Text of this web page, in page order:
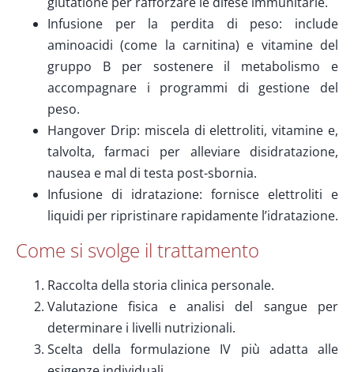
Infusione per la perdita di peso: include
aminoacidi (come la carnitina) e vitamine del
gruppo B per sostenere il metabolismo e
accompagnare i programmi di gestione del
peso.
Hangover Drip: miscela di elettroliti, vitamine e,
talvolta, farmaci per alleviare disidratazione,
nausea e mal di testa post-sbornia.
Infusione di idratazione: fornisce elettroliti e
liquidi per ripristinare rapidamente l’idratazione.
Come si svolge il trattamento
Raccolta della storia clinica personale.
Valutazione fisica e analisi del sangue per
determinare i livelli nutrizionali.
Scelta della formulazione IV più adatta alle